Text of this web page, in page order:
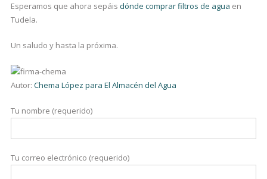
Esperamos que ahora sepáis dónde comprar filtros de agua en
Tudela.
Un saludo y hasta la próxima.
Autor: Chema López para El Almacén del Agua
Tu nombre (requerido)
Tu correo electrónico (requerido)